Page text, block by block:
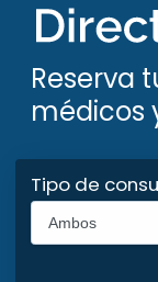
Reserva
médicos
Tipo de